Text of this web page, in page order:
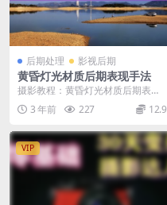
后期处理 影视后期
黄昏灯光材质后期表现手法
摄影教程：黄昏灯光材质后期表现
手法 课程介绍 在制作之前，首先我
们可以想象一下黄...
3 年前 227 12.9
VIP